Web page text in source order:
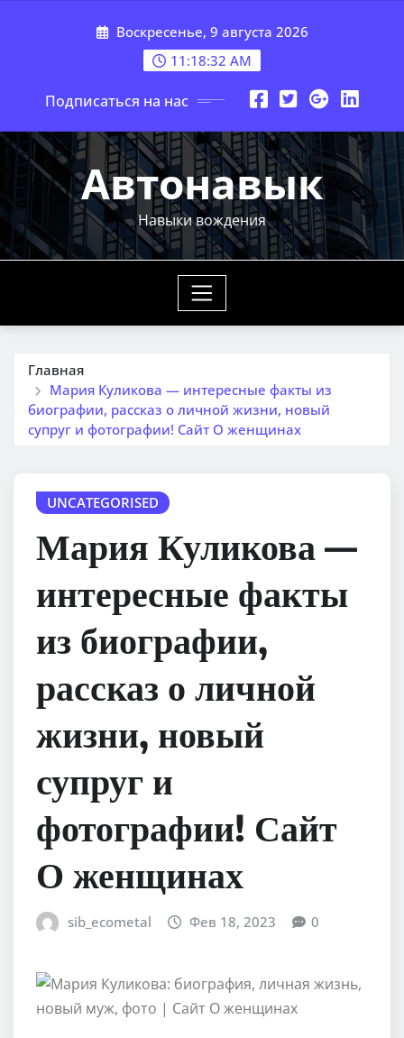
Воскресенье, 9 августа 2026
11:18:33 AM
Подписаться на нас
Автонавык
Навыки вождения
Главная
Мария Куликова — интересные факты из
биографии, рассказ о личной жизни, новый
супруг и фотографии! Сайт О женщинах
UNCATEGORISED
Мария Куликова —
интересные факты
из биографии,
рассказ о личной
жизни, новый
супруг и
фотографии! Сайт
О женщинах
sib_ecometal Фев 18, 2023 0